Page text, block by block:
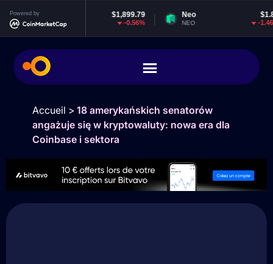
Powered by
Ethereum
ETH
Neo
Accueil > 18 amerykańskich senatorów
angażuje się w kryptowaluty: nowa era dla
Coinbase i sektora